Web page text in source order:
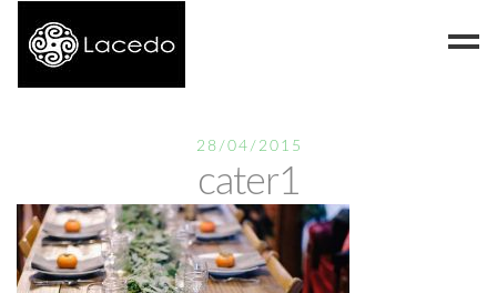
Contact
28/04/2015
cater1